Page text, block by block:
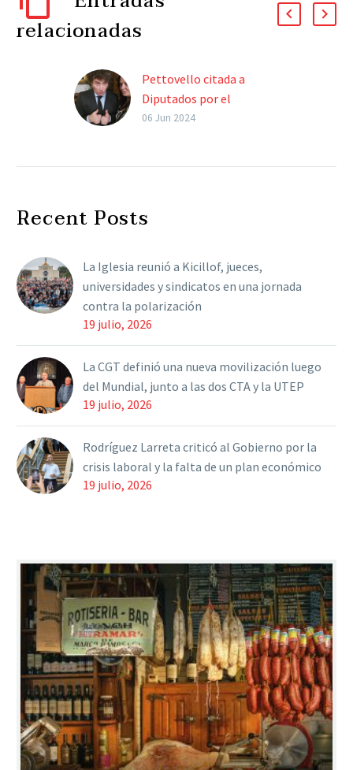
relacionadas
Pettovello citada a
Diputados por el
escándalo de los
Humano es impulsado
incluyendo…
06 Jun 2024
Recent Posts
La Iglesia reunió a Kicillof, jueces,
universidades y sindicatos en una jornada
contra la polarización
19 julio, 2026
La CGT definió una nueva movilización luego
del Mundial, junto a las dos CTA y la UTEP
19 julio, 2026
Rodríguez Larreta criticó al Gobierno por la
crisis laboral y la falta de un plan económico
19 julio, 2026